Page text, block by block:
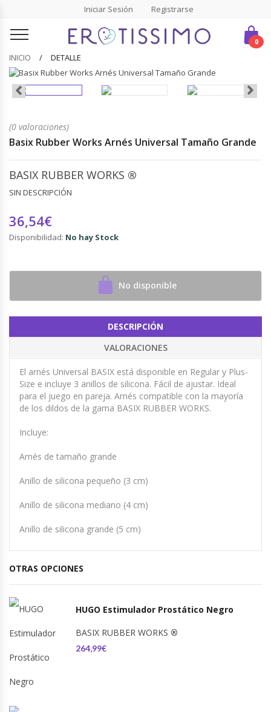
Iniciar Sesión Registrarse
0
INICIO DETALLE
(0 valoraciones)
Basix Rubber Works Arnés Universal Tamaño Grande
BASIX RUBBER WORKS ®
SIN DESCRIPCIÓN
36,54€
Disponibilidad: No hay Stock
No disponible
DESCRIPCIÓN
VALORACIONES
El arnés Universal BASIX está disponible en Regular y Plus-
Size e incluye 3 anillos de silicona. Fácil de ajustar. Ideal
para el juego en pareja. Arnés compatible con la mayoría
de los dildos de la gama BASIX RUBBER WORKS.
Incluye:
Arnés de tamaño grande
Anillo de silicona pequeño (3 cm)
Anillo de silicona mediano (4 cm)
Anillo de silicona grande (5 cm)
OTRAS OPCIONES
HUGO Estimulador Prostático Negro
BASIX RUBBER WORKS ®
264,99€